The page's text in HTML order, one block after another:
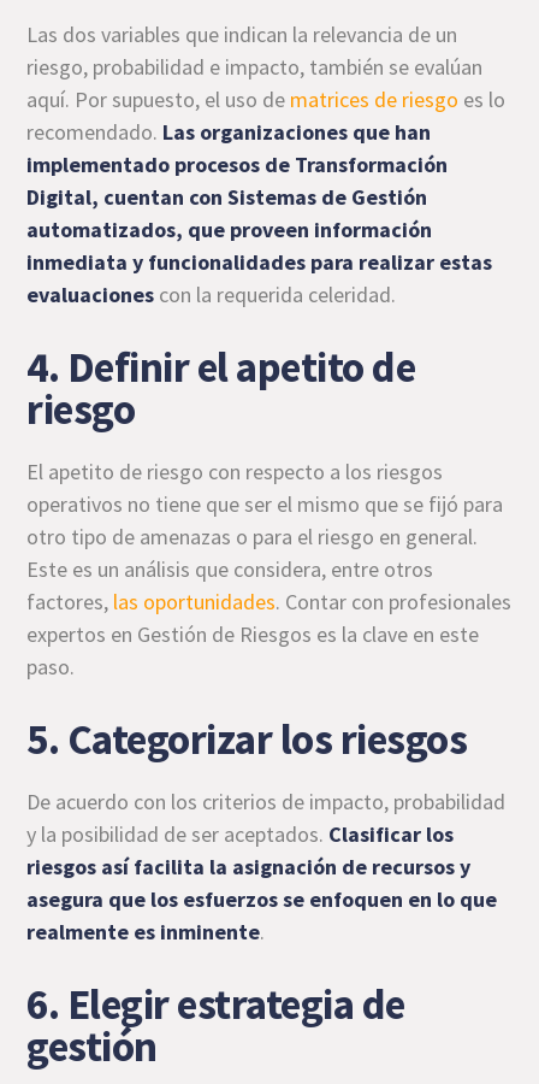
Las dos variables que indican la relevancia de un
riesgo, probabilidad e impacto, también se evalúan
aquí. Por supuesto, el uso de matrices de riesgo es lo
recomendado. Las organizaciones que han
implementado procesos de Transformación
Digital, cuentan con Sistemas de Gestión
automatizados, que proveen información
inmediata y funcionalidades para realizar estas
evaluaciones con la requerida celeridad.
4. Definir el apetito de
riesgo
El apetito de riesgo con respecto a los riesgos
operativos no tiene que ser el mismo que se fijó para
otro tipo de amenazas o para el riesgo en general.
Este es un análisis que considera, entre otros
factores, las oportunidades. Contar con profesionales
expertos en Gestión de Riesgos es la clave en este
paso.
5. Categorizar los riesgos
De acuerdo con los criterios de impacto, probabilidad
y la posibilidad de ser aceptados. Clasificar los
riesgos así facilita la asignación de recursos y
asegura que los esfuerzos se enfoquen en lo que
realmente es inminente.
6. Elegir estrategia de
gestión